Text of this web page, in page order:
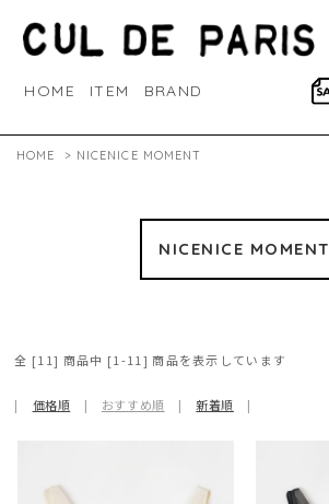
HOME ITEM BRAND
HOME > NICENICE MOMENT
NICENICE MOMENT
全 [11] 商品中 [1-11] 商品を表示しています
| 価格順 | おすすめ順 | 新着順 |